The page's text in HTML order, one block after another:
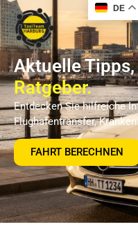
DE
Aktuelle Tipps,
Ratgeber.
Entdecken Sie hilfreiche
Flughafentransfer,
FAHRT BERECHNEN